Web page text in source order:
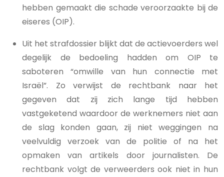
hebben gemaakt die schade veroorzaakte bij de
eiseres (OIP).
Uit het strafdossier blijkt dat de actievoerders wel
degelijk de bedoeling hadden om OIP te
saboteren “omwille van hun connectie met
Israël”. Zo verwijst de rechtbank naar het
gegeven dat zij zich lange tijd hebben
vastgeketend waardoor de werknemers niet aan
de slag konden gaan, zij niet weggingen na
veelvuldig verzoek van de politie of na het
opmaken van artikels door journalisten. De
rechtbank volgt de verweerders ook niet in hun